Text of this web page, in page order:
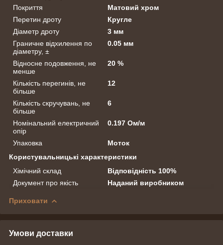
Покриття
Матовий хром
Перетин дроту
Кругле
Діаметр дроту
3 мм
Граничне відхилення по
діаметру, ±
0.05 мм
Відносне подовження, не
менше
20 %
Кількість перегинів, не
більше
12
Кількість скручувань, не
більше
6
Номінальний електричний
опір
0.197 Ом/м
Упаковка
Моток
Користувальницькі характеристики
Хімічний склад
Відповідність 100%
Документ про якість
Наданий виробником
Приховати
Умови доставки